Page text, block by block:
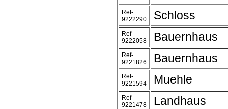
Ref-
9222290
Schloss
Ref-
9222058
Bauernhaus
Ref-
9221826
Bauernhaus
Ref-
9221594
Muehle
Ref-
9221478
Landhaus